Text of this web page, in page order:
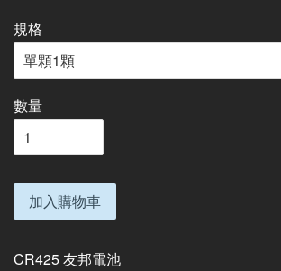
規格
數量
加入購物車
CR425 友邦電池